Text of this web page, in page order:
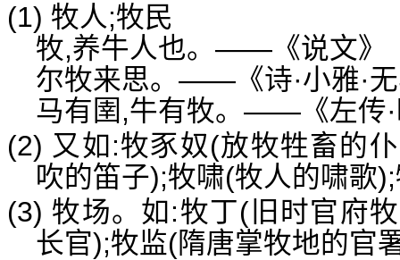
(1) 牧人;牧民
牧,养牛人也。——《说文》
尔牧来思。——《诗·小雅·
马有圉,牛有牧。——《左传
(2) 又如:牧豕奴(放牧牲畜的
吹的笛子);牧啸(牧人的啸歌
(3) 牧场。如:牧丁(旧时官府
长官);牧监(隋唐掌牧地的官